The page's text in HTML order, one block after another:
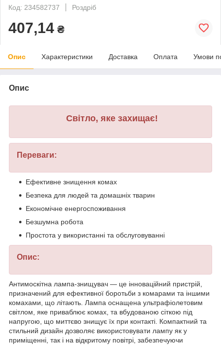
Код: 234582737
Роздріб
407,14 ₴
Опис Характеристики Доставка Оплата Умови
Опис
Світло, яке захищає!
Переваги:
Ефективне знищення комах
Безпека для людей та домашніх тварин
Економічне енергоспоживання
Безшумна робота
Простота у використанні та обслуговуванні
Опис:
Антимоскітна лампа-знищувач — це інноваційний пристрій,
призначений для ефективної боротьби з комарами та іншими
комахами, що літають. Лампа оснащена ультрафіолетовим
світлом, яке приваблює комах, та вбудованою сіткою під
напругою, що миттєво знищує їх при контакті. Компактний та
стильний дизайн дозволяє використовувати лампу як у
приміщенні, так і на відкритому повітрі, забезпечуючи